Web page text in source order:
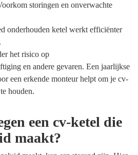
storingen en onverwachte
onderhouden ketel werkt efficiënter
het risico op
en andere gevaren. Een jaarlijkse
een erkende monteur helpt om je cv-
houden.
een cv-ketel die
maakt?